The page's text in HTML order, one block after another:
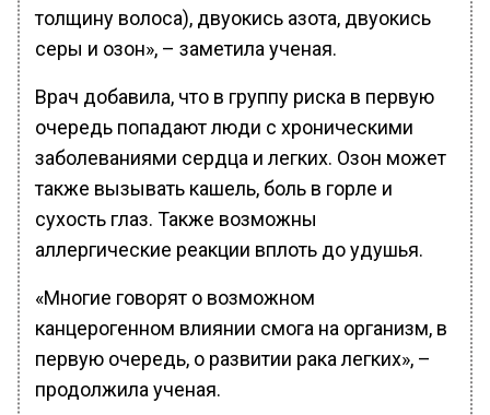
толщину волоса), двуокись азота, двуокись
серы и озон», – заметила ученая.
Врач добавила, что в группу риска в первую
очередь попадают люди с хроническими
заболеваниями сердца и легких. Озон может
также вызывать кашель, боль в горле и
сухость глаз. Также возможны
аллергические реакции вплоть до удушья.
«Многие говорят о возможном
канцерогенном влиянии смога на организм, в
первую очередь, о развитии рака легких», –
продолжила ученая.